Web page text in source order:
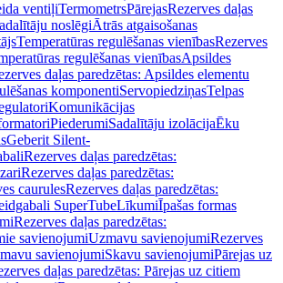
ventiļiTermometrsPārejasRezerves daļas
noslēgiĀtrās atgaisošanas
Temperatūras regulēšanas vienībasRezerves
regulēšanas vienībasApsildes
daļas paredzētas: Apsildes elementu
komponentiServopiedziņasTelpas
Komunikācijas
PiederumiSadalītāju izolācijaĒku
Geberit Silent-
Rezerves daļas paredzētas:
Rezerves daļas paredzētas:
caurulesRezerves daļas paredzētas:
SuperTubeLīkumiĪpašas formas
Rezerves daļas paredzētas:
savienojumiUzmavu savienojumiRezerves
savienojumiSkavu savienojumiPārejas uz
daļas paredzētas: Pārejas uz citiem